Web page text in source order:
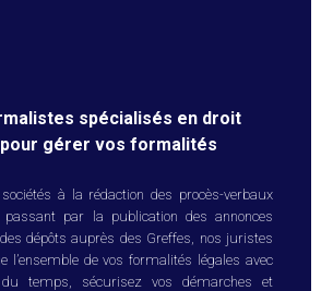
spécialisés en droit
gérer vos formalités
à la rédaction des procès-verbaux
passant par la publication des annonces
dépôts auprès des Greffes, nos juristes
l’ensemble de vos formalités légales avec
du temps, sécurisez vos démarches et